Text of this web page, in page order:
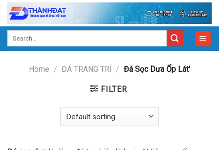
Skip
content
Home / ĐÁ TRANG TRÍ / Đá Sọc Dưa Ốp Lát'
FILTER